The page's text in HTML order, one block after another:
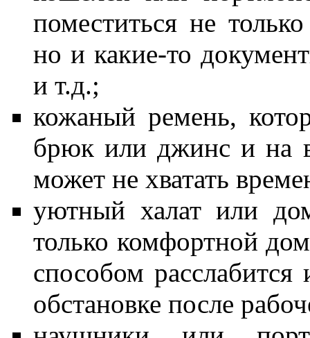
поместиться не
но и какие-то
и т.д.;
кожаный ремень,
брюк или джинс и на
может не хватать
уютный халат или
только комфортной
способом
обстановке после